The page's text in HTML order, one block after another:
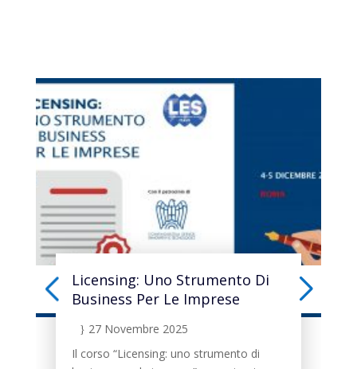
Licensing: Uno Strumento Di
Business Per Le Imprese
} 27 Novembre 2025
Il corso “Licensing: uno strumento di